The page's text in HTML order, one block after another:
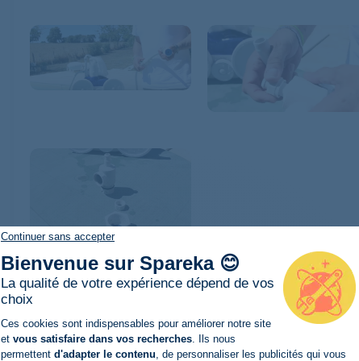
Continuer sans accepter
Bienvenue sur Spareka 😊
La qualité de votre expérience dépend de vos
choix
Plateforme de Gestion du
Ces cookies sont indispensables pour améliorer notre site
et vous satisfaire dans vos recherches. Ils nous
permettent d'adapter le contenu, de personnaliser les publicités qui vous
Avant de vous lancer dans l’opération,
électrique de votre appareil.
Il se peut que vous arriviez à retirer le